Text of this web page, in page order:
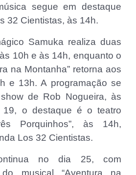
segue em destaque
32 Cientistas, às 14h.
Samuka realiza duas
10h e às 14h, enquanto o
na Montanha” retorna aos
e 13h. A programação se
de Rob Nogueira, às
o destaque é o teatro
Porquinhos”, às 14h,
Los 32 Cientistas.
no dia 25, com
do musical “Aventura na